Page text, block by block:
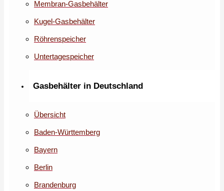
Membran-Gasbehälter
Kugel-Gasbehälter
Röhrenspeicher
Untertagespeicher
Gasbehälter in Deutschland
Übersicht
Baden-Württemberg
Bayern
Berlin
Brandenburg